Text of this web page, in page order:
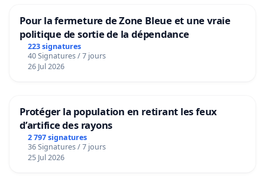
Pour la fermeture de Zone Bleue et une vraie
politique de sortie de la dépendance
223 signatures
40 Signatures / 7 jours
26 Jul 2026
Protéger la population en retirant les feux
d’artifice des rayons
2 797 signatures
36 Signatures / 7 jours
25 Jul 2026